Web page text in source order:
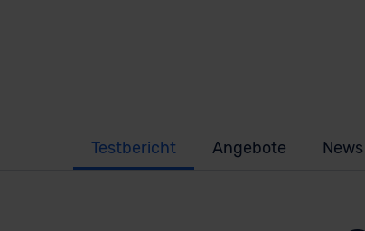
Testbericht Angebote News